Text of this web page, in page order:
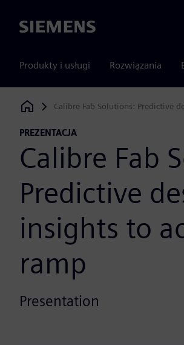
Siemens
Produkty i usługi Rozwiązania
Siemens Digital Industries Software
Calibre Fab Solutions: Predictive
PREZENTACJA
Calibre Fab
Predictive
insights to
ramp
Presentation